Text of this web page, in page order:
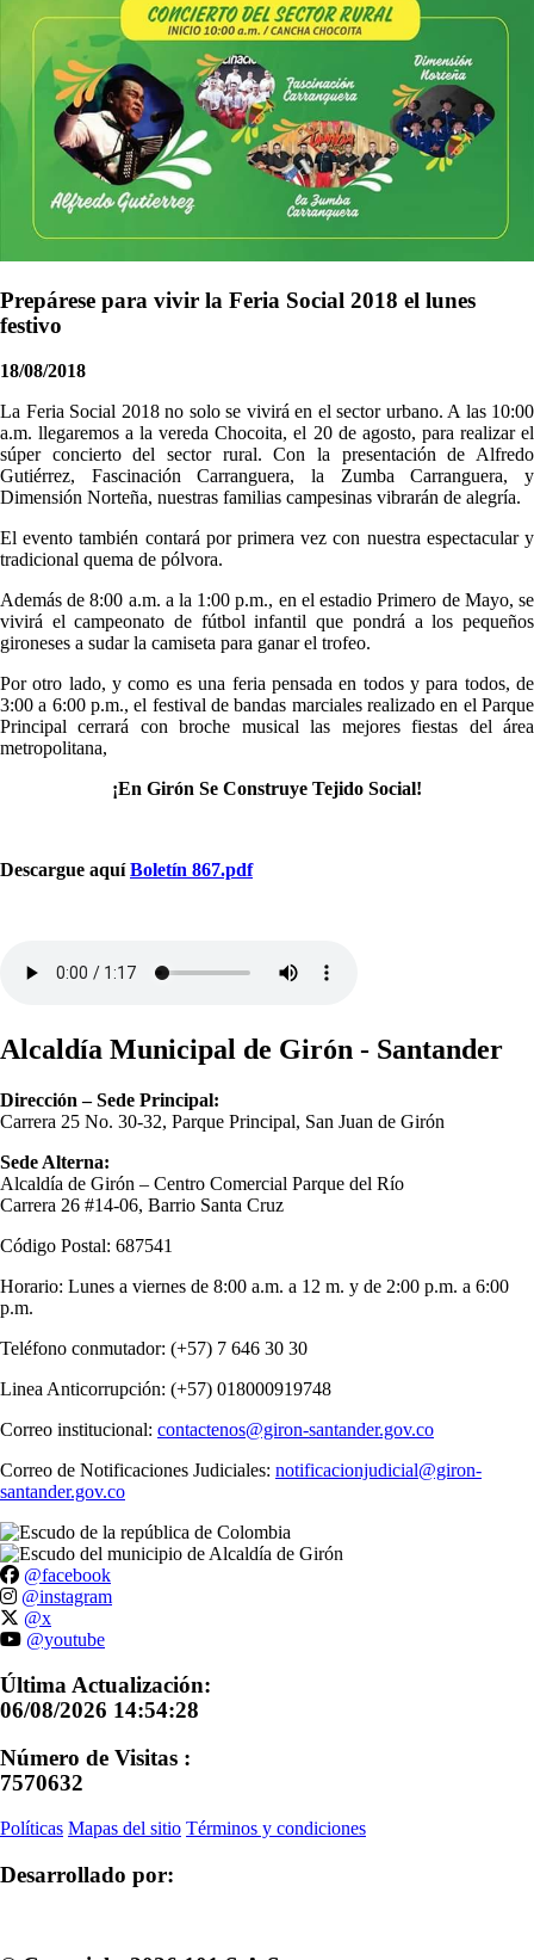
Prepárese para vivir la Feria Social 2018 el lunes
festivo
18/08/2018
​La Feria Social 2018 no solo se vivirá en el sector urbano. A las 10:00
a.m. llegaremos a la vereda Chocoita, el 20 de agosto, para realizar el
súper concierto del sector rural. Con la presentación de Alfredo
Gutiérrez, Fascinación Carranguera, la Zumba Carranguera, y
Dimensión Norteña, nuestras familias campesinas vibrarán de alegría.
El evento también contará por primera vez con nuestra espectacular y
tradicional quema de pólvora.
Además de 8:00 a.m. a la 1:00 p.m., en el estadio Primero de Mayo, se
vivirá el campeonato de fútbol infantil que pondrá a los pequeños
gironeses a sudar la camiseta para ganar el trofeo.
Por otro lado, y como es una feria pensada en todos y para todos, de
3:00 a 6:00 p.m.​, el festival de bandas marciales realizado en el Parque
Principal cerrará con broche musical las mejores fiestas del área
metropolitana,
¡En Girón Se Construye Tejido Social!
Descargue aquíBoletín 867.pdf
Alcaldía Municipal de Girón - Santander
Dirección – Sede Principal:
Carrera 25 No. 30-32, Parque Principal, San Juan de Girón
Sede Alterna:
Alcaldía de Girón – Centro Comercial Parque del Río
Carrera 26 #14-06, Barrio Santa Cruz
Código Postal: 687541
Horario: Lunes a viernes de 8:00 a.m. a 12 m. y de 2:00 p.m. a 6:00
p.m.
Teléfono conmutador: (+57) 7 646 30 30
Linea Anticorrupción: (+57) 018000919748
Correo institucional: contactenos@giron-santander.gov.co
Correo de Notificaciones Judiciales: notificacionjudicial@giron-
santander.gov.co
@facebook
@instagram
@x
@youtube
Última Actualización:
06/08/2026 14:54:28
Número de Visitas :
7570632
Políticas Mapas del sitio Términos y condiciones
Desarrollado por: